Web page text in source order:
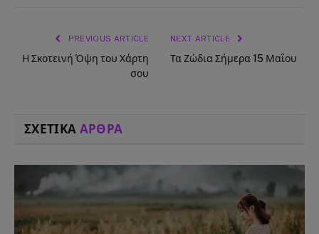
PREVIOUS ARTICLE
Η Σκοτεινή Όψη του Χάρτη
σου
NEXT ARTICLE
Τα Ζώδια Σήμερα 15 Μαΐου
ΣΧΕΤΙΚΑ ΑΡΘΡΑ